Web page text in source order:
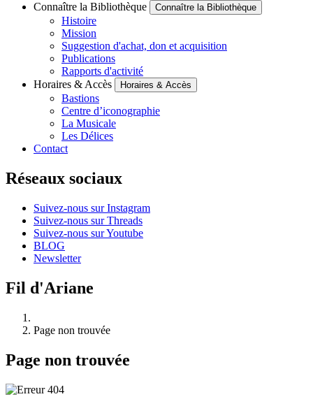
Connaître la Bibliothèque Connaître la Bibliothèque
Histoire
Mission
Suggestion d'achat, don et acquisition
Publications
Rapports d'activité
Horaires & Accès
Horaires & Accès
Bastions
Centre d’iconographie
La Musicale
Les Délices
Contact
Réseaux sociaux
Suivez-nous sur Instagram
Suivez-nous sur Threads
Suivez-nous sur Youtube
BLOG
Newsletter
Fil d'Ariane
Page non trouvée
Page non trouvée